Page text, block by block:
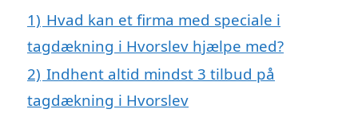
1) Hvad kan et firma med speciale i
tagdækning i Hvorslev hjælpe med?
2) Indhent altid mindst 3 tilbud på
tagdækning i Hvorslev